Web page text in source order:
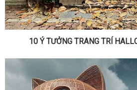
10 Ý TƯỞNG TRANG TRÍ